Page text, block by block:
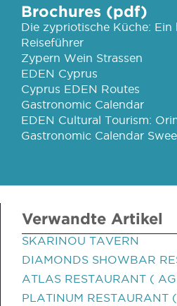
Brochures (pdf)
Die zypriotische Küche: Ein
Reiseführer
Zypern Wein Strassen
EDEN Cyprus
Cyprus EDEN Routes
Gastronomic Calendar
EDEN Cultural Tourism:
Gastronomic Calendar
Verwandte Artikel
SKARINOU TAVERN
DIAMONDS SHOWBAR
ATLAS RESTAURANT (
PLATINUM RESTAURANT